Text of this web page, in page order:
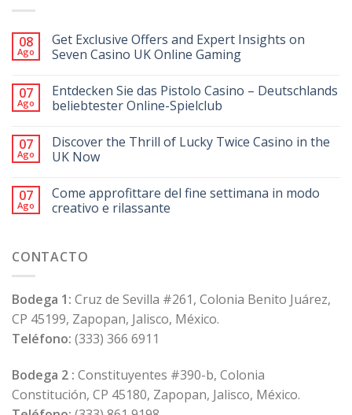
08
Ago
Get Exclusive Offers and Expert Insights on
Seven Casino UK Online Gaming
07
Ago
Entdecken Sie das Pistolo Casino – Deutschlands
beliebtester Online-Spielclub
07
Ago
Discover the Thrill of Lucky Twice Casino in the
UK Now
07
Ago
Come approfittare del fine settimana in modo
creativo e rilassante
CONTACTO
Bodega 1: Cruz de Sevilla #261, Colonia Benito Juárez,
CP 45199, Zapopan, Jalisco, México.
Teléfono: (333) 366 6911
Bodega 2 : Constituyentes #390-b, Colonia
Constitución, CP 45180, Zapopan, Jalisco, México.